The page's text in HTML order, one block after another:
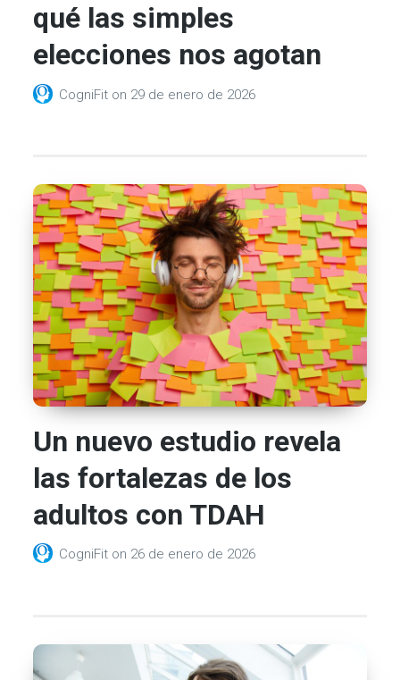
qué las simples
elecciones nos agotan
CogniFit on 29 de enero de 2026
Un nuevo estudio revela
las fortalezas de los
adultos con TDAH
CogniFit on 26 de enero de 2026